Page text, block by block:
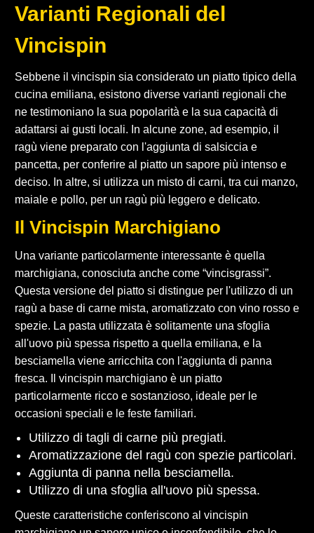
Varianti Regionali del
Vincispin
Sebbene il vincispin sia considerato un piatto tipico della
cucina emiliana, esistono diverse varianti regionali che
ne testimoniano la sua popolarità e la sua capacità di
adattarsi ai gusti locali. In alcune zone, ad esempio, il
ragù viene preparato con l'aggiunta di salsiccia e
pancetta, per conferire al piatto un sapore più intenso e
deciso. In altre, si utilizza un misto di carni, tra cui manzo,
maiale e pollo, per un ragù più leggero e delicato.
Il Vincispin Marchigiano
Una variante particolarmente interessante è quella
marchigiana, conosciuta anche come “vincisgrassi”.
Questa versione del piatto si distingue per l'utilizzo di un
ragù a base di carne mista, aromatizzato con vino rosso e
spezie. La pasta utilizzata è solitamente una sfoglia
all'uovo più spessa rispetto a quella emiliana, e la
besciamella viene arricchita con l'aggiunta di panna
fresca. Il vincispin marchigiano è un piatto
particolarmente ricco e sostanzioso, ideale per le
occasioni speciali e le feste familiari.
Utilizzo di tagli di carne più pregiati.
Aromatizzazione del ragù con spezie particolari.
Aggiunta di panna nella besciamella.
Utilizzo di una sfoglia all'uovo più spessa.
Queste caratteristiche conferiscono al vincispin